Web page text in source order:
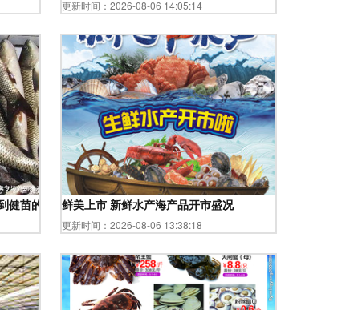
更新时间：2026-08-06 14:05:14
健苗的实战指南鲜美上市 新鲜水产海产品开市盛况
更新时间：2026-08-06 13:38:18